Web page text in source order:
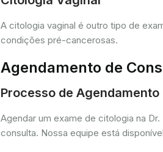
A citologia vaginal é outro tipo de
condições pré-cancerosas.
Agendamento de
Processo de Agendamento
Agendar um exame de citologia na
consulta. Nossa equipe está